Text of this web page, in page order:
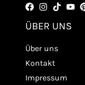
ÜBER UNS
Über uns
Kontakt
Impressum